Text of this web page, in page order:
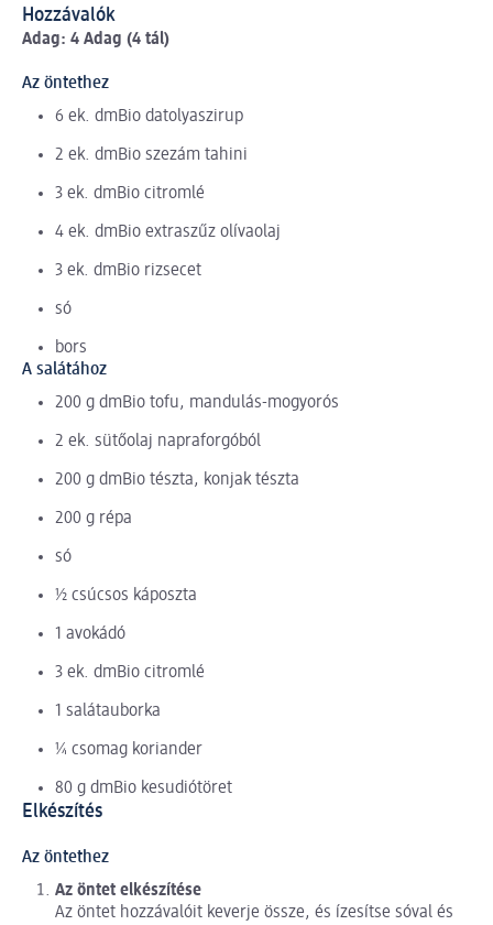
Hozzávalók
Adag: 4 Adag (4 tál)
Az öntethez
6 ek. dmBio datolyaszirup
2 ek. dmBio szezám tahini
3 ek. dmBio citromlé
4 ek. dmBio extraszűz olívaolaj
3 ek. dmBio rizsecet
só
bors
A salátához
200 g dmBio tofu, mandulás-mogyorós
2 ek. sütőolaj napraforgóból
200 g dmBio tészta, konjak tészta
200 g répa
só
½ csúcsos káposzta
1 avokádó
3 ek. dmBio citromlé
1 salátauborka
¼ csomag koriander
80 g dmBio kesudiótöret
Elkészítés
Az öntethez
Az öntet elkészítése
Az öntet hozzávalóit keverje össze, és ízesítse sóval és